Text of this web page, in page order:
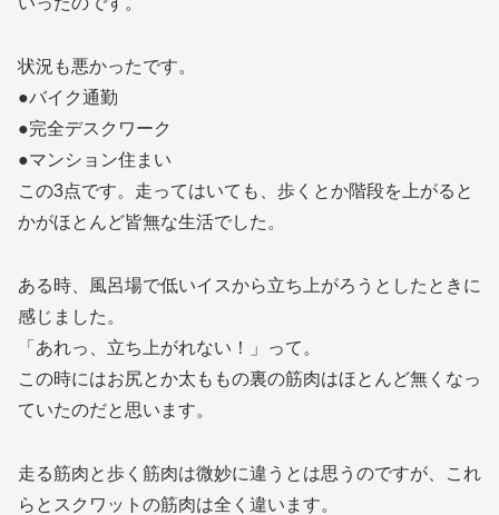
状況も悪かったです。
●バイク通勤
●完全デスクワーク
●マンション住まい
この3点です。走ってはいても、歩くとか階段を上がると
かがほとんど皆無な生活でした。
ある時、風呂場で低いイスから立ち上がろうとしたときに
感じました。
「あれっ、立ち上がれない！」って。
この時にはお尻とか太ももの裏の筋肉はほとんど無くなっ
ていたのだと思います。
走る筋肉と歩く筋肉は微妙に違うとは思うのですが、これ
らとスクワットの筋肉は全く違います。